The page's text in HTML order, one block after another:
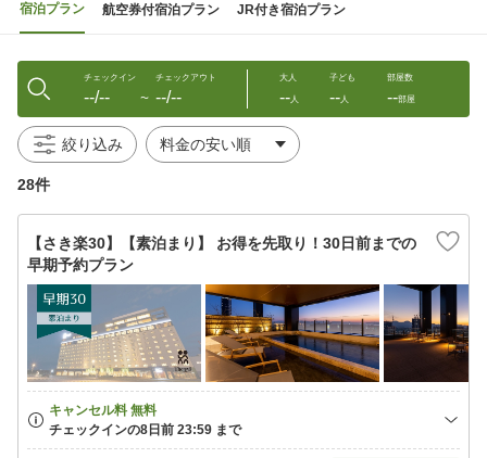
宿泊プラン 航空券付宿泊プラン JR付き宿泊プラン
チェックイン
--/-- 〜
チェックアウト
--/--
大人
--人
子ども
--人
部屋数
--部屋
絞り込み
28件
【さき楽30】【素泊まり】 お得を先取り！30日前までの
早期予約プラン